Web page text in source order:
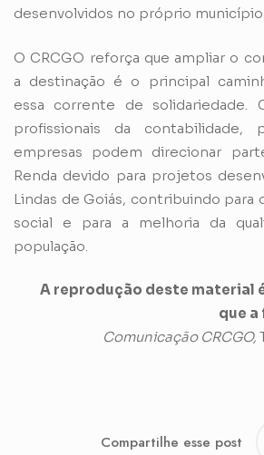
desenvolvidos no próprio município.
O CRCGO reforça que ampliar o
a destinação é o principal
essa corrente de solidariedade.
profissionais da contabilidade,
empresas podem direcionar
Renda devido para projetos
Lindas de Goiás, contribuindo para
social e para a melhoria da
população.
A reprodução deste material
que
Comunicação CRCGO,
Compartilhe esse post